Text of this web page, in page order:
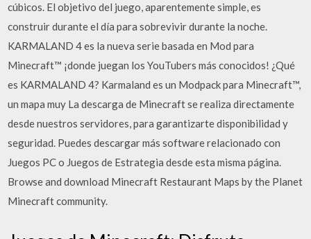
cúbicos. El objetivo del juego, aparentemente simple, es
construir durante el día para sobrevivir durante la noche.
KARMALAND 4 es la nueva serie basada en Mod para
Minecraft™ ¡donde juegan los YouTubers más conocidos! ¿Qué
es KARMALAND 4? Karmaland es un Modpack para Minecraft™,
un mapa muy La descarga de Minecraft se realiza directamente
desde nuestros servidores, para garantizarte disponibilidad y
seguridad. Puedes descargar más software relacionado con
Juegos PC o Juegos de Estrategia desde esta misma página.
Browse and download Minecraft Restaurant Maps by the Planet
Minecraft community.